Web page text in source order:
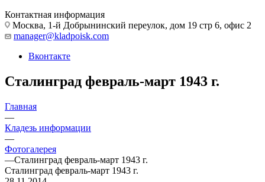
Контактная информация
Москва, 1-й Добрынинский переулок, дом 19 стр 6, офис 2
manager@kladpoisk.com
Вконтакте
Сталинград февраль-март 1943 г.
Главная
—
Кладезь информации
—
Фотогалерея
—Сталинград февраль-март 1943 г.
Сталинград февраль-март 1943 г.